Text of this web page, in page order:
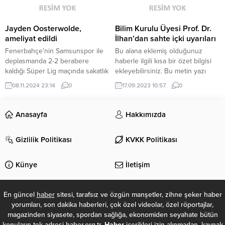
kullanılan penaltı vuruşundan
sonuçla puanını 11 yaptı. Galler...
4 gol atarken 2 de asistlik katkı...
Jayden Oosterwolde,
ameliyat edildi
Fenerbahçe’nin Samsunspor ile
deplasmanda 2-2 berabere
kaldığı Süper Lig maçında sakatlık
geçiren Jayden Oosterwolde ile
ilgili sıcak bir gelişme yaşandı.
giyemeyecek olan Hollandalı
futbolcu, yurt dışında ön çapraz
ÇAPRAZ BAĞ OPERASYONU
savunma oyuncusunun son
durumu hakkında bir
bilgilendirme yaptı. Sarı-lacivertli...
08.11.2024 23:14 0
Bilim Kurulu Üyesi Prof. Dr.
İlhan’dan sahte içki uyarıları
Bu alana eklemiş olduğunuz
haberle ilgili kısa bir özet bilgisi
ekleyebilirsiniz. Bu metin yazı
düzenleme sayfasında “Özet”
bölümünden eklenebilir. Özet
olarak bu şekilde gösterilir,
eklenmemişse bu alan boş kalır.
17.09.2023 10:57 0
Anasayfa Hakkımızda
Gizlilik Politikası KVKK Politikası
Künye İletişim
En güncel habersitesi, tarafsız ve özgün manşetler, zihne şeker haber
yorumları, son dakika haberleri, çok özel videolar, özel röportajlar,
magazinden siyasete, spordan sağlığa, ekonomiden seyahate bütün